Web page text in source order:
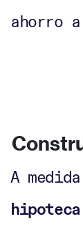
ahorro
A
hipoteca